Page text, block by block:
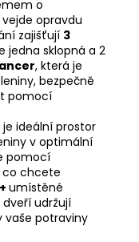
o
opravdu
zajišťují 3
jedna sklopná a 2
, která je
bezpečně
pomocí
je ideální prostor
v optimální
pomocí
co chcete
umístěné
udržují
vaše potraviny